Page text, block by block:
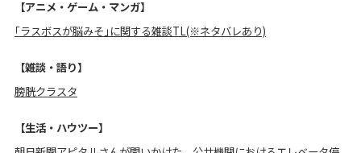
【アニメ・ゲーム・マンガ】
｢ラスボスが脳みそ｣に関する雑談TL(※ネタバレあり)
【雑談・語り】
膀胱クラスタ
【生活・ハウツー】